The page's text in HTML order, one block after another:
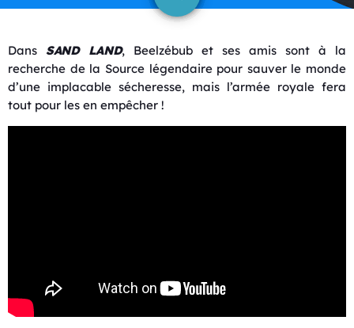
Dans SAND LAND, Beelzébub et ses amis sont à la
recherche de la Source légendaire pour sauver le monde
d’une implacable sécheresse, mais l’armée royale fera
tout pour les en empêcher !